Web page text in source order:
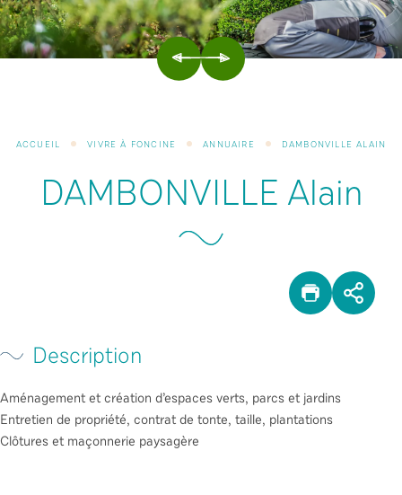
PRÉCÉDENTSUIVANT
ACCUEIL VIVRE À FONCINE ANNUAIRE DAMBONVILLE ALAIN
DAMBONVILLE Alain
Description
Aménagement et création d’espaces verts, parcs et jardins
Entretien de propriété, contrat de tonte, taille, plantations
Clôtures et maçonnerie paysagère